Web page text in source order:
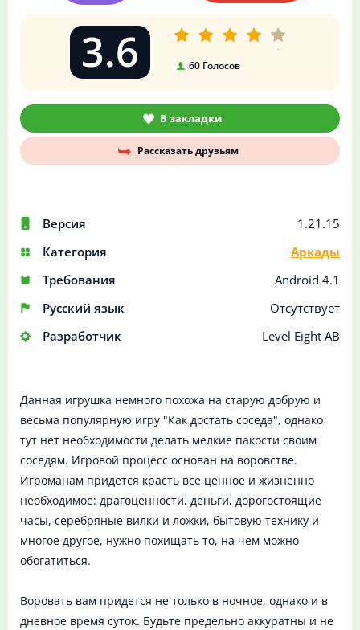
Версия
1.21.15
Категория
Аркады
Требования
Android 4.1
Русский язык
Отсутствует
Разработчик
Level Eight AB
3.6 60 Голосов
В закладки
Рассказать друзьям
Данная игрушка немного похожа на старую добрую и
весьма популярную игру "Как достать соседа", однако
тут нет необходимости делать мелкие пакости своим
соседям. Игровой процесс основан на воровстве.
Игроманам придется красть все ценное и жизненно
необходимое: драгоценности, деньги, дорогостоящие
часы, серебряные вилки и ложки, бытовую технику и
многое другое, нужно похищать то, на чем можно
обогатиться.
Воровать вам придется не только в ночное, однако и в
дневное время суток. Будьте предельно аккуратны и не